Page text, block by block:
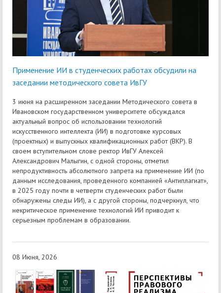
Применение ИИ в студенческих работах обсудили на
заседании методического совета ИвГУ
3 июня на расширенном заседании Методического совета в
Ивановском государственном университете обсуждался
актуальный вопрос об использовании технологий
искусственного интеллекта (ИИ) в подготовке курсовых
(проектных) и выпускных квалификационных работ (ВКР). В
своем вступительном слове ректор ИвГУ Алексей
Александрович Малыгин, с одной стороны, отметил
непродуктивность абсолютного запрета на применение ИИ (по
данным исследования, проведенного компанией «Антиплагиат»,
в 2025 году почти в четверти студенческих работ были
обнаружены следы ИИ), а с другой стороны, подчеркнул, что
некритическое применение технологий ИИ приводит к
серьезным проблемам в образовании.
08 Июня, 2026